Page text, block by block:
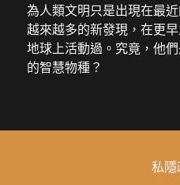
為人類文明只是出現在最
越來越多的新發現，在更
地球上活動過。究竟，他
的智慧物種？
私隱